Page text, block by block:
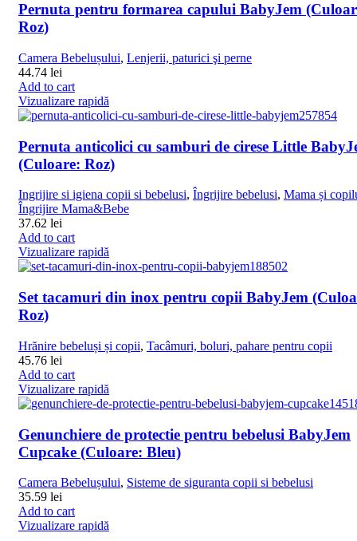
Pernuta pentru formarea capului BabyJem
Roz)
Camera Bebelușului, Lenjerii, paturici şi perne
44.74 lei
Add to cart
Vizualizare rapidă
Pernuta anticolici cu samburi de cirese Little
(Culoare: Roz)
Ingrijire si igiena copii si bebelusi, Îngrijire bebelusi, Mama și
Îngrijire Mama&Bebe
37.62 lei
Add to cart
Vizualizare rapidă
Set tacamuri din inox pentru copii BabyJem
Roz)
Hrănire bebeluși și copii, Tacâmuri, boluri, pahare pentru copii
45.76 lei
Add to cart
Vizualizare rapidă
Genunchiere de protectie pentru bebelusi BabyJem
Cupcake (Culoare: Bleu)
Camera Bebelușului, Sisteme de siguranta copii si bebelusi
35.59 lei
Add to cart
Vizualizare rapidă